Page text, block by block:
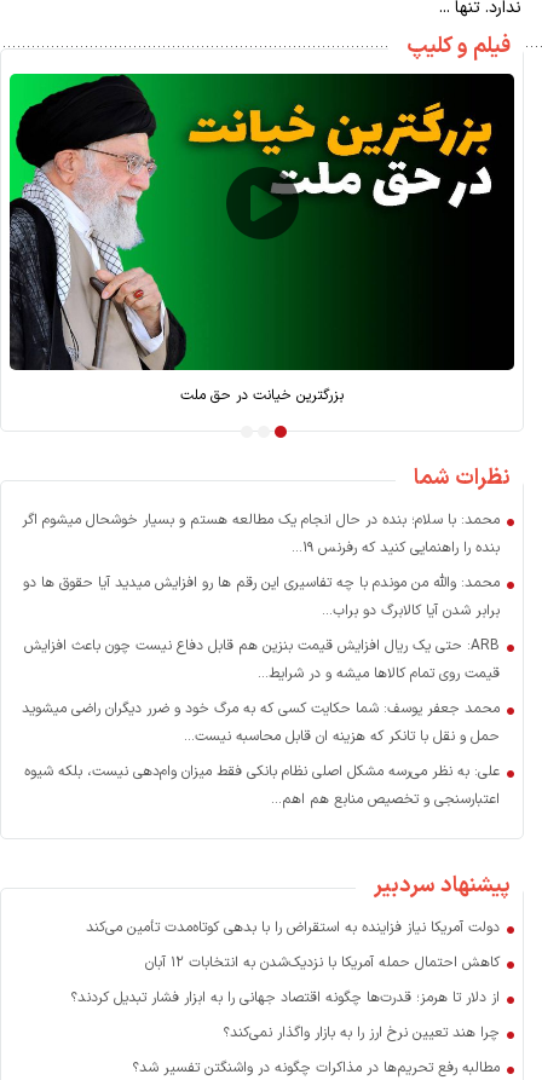
ندارد. تنها ...
فیلم و کلیپ
بزرگترین خیانت در حق ملت
نظرات شما
محمد: با سلام؛ بنده در حال انجام یک مطالعه هستم و بسیار خوشحال میشوم اگر
بنده را راهنمایی کنید که رفرنس ۱۹...
محمد: والله من موندم با چه تفاسیری این رقم ها رو افزایش میدید آیا حقوق ها دو
برابر شدن آیا کالابرگ دو براب...
ARB: حتی یک ریال افزایش قیمت بنزین هم قابل دفاع نیست چون باعث افزایش
قیمت روی تمام کالاها میشه و در شرایط...
محمد جعفر یوسف: شما حکایت کسی که به مرگ خود و ضرر دیگران راضی میشوید
حمل و نقل با تانکر که هزینه ان قابل محاسبه نیست...
علی: به نظر می‌رسه مشکل اصلی نظام بانکی فقط میزان وام‌دهی نیست، بلکه شیوه
اعتبارسنجی و تخصیص منابع هم اهم...
پیشنهاد سردبیر
دولت آمریکا نیاز فزاینده به استقراض را با بدهی کوتاه‌مدت تأمین می‌کند
کاهش احتمال حمله آمریکا با نزدیک‌شدن به انتخابات ۱۲ آبان
از دلار تا هرمز؛ قدرت‌ها چگونه اقتصاد جهانی را به ابزار فشار تبدیل کردند؟
چرا هند تعیین نرخ ارز را به بازار واگذار نمی‌کند؟
مطالبه رفع تحریم‌ها در مذاکرات چگونه در واشنگتن تفسیر شد؟